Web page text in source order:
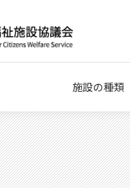
施設の種類